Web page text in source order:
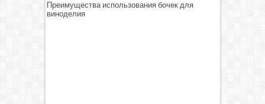
Преимущества использования бочек для
виноделия